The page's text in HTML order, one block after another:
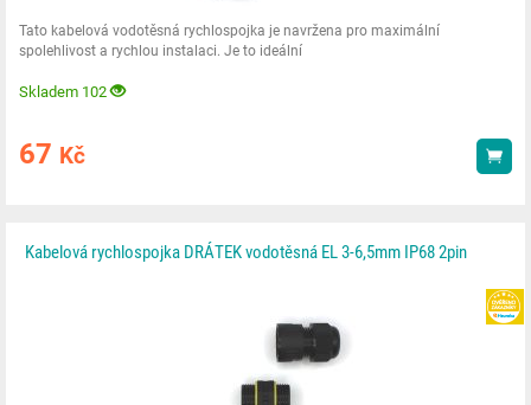
Tato kabelová vodotěsná rychlospojka je navržena pro maximální
spolehlivost a rychlou instalaci. Je to ideální
Skladem 102
67 Kč
Kabelová rychlospojka DRÁTEK vodotěsná EL 3-6,5mm IP68 2pin